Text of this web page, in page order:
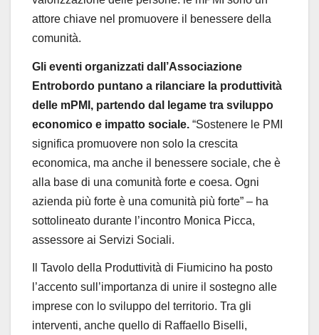
attore chiave nel promuovere il
benessere della
comunità.
Gli eventi organizzati dall ’Associazione
Entrobordo puntano a rilanciare la produttività
delle mPMI, partendo dal legame tra sviluppo
economico e impatto sociale. “Sostenere le PMI
significa promuovere non solo la crescita
economica, ma anche il benessere sociale, che è
alla base di una comunità forte e coesa. Ogni
azienda più forte è una comunità più forte” – ha
sottolineato durante l ’incontro Monica Picca,
assessore ai Servizi Sociali.
Il Tavolo della Produttività di Fiumicino ha posto
l’accento sull’importanza di unire il sostegno alle
imprese con lo sviluppo del territorio. Tra gli
interventi, anche quello di Raffaello Biselli,